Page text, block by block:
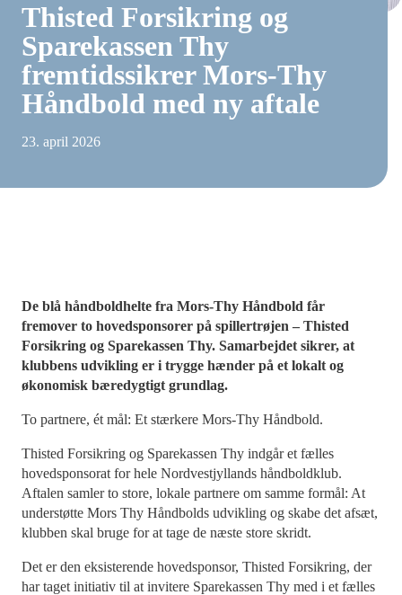
Thisted Forsikring og
Sparekassen Thy
fremtidssikrer Mors-Thy
Håndbold med ny aftale
23. april 2026
De blå håndboldhelte fra Mors-Thy Håndbold får
fremover to hovedsponsorer på spillertrøjen – Thisted
Forsikring og Sparekassen Thy. Samarbejdet sikrer, at
klubbens udvikling er i trygge hænder på et lokalt og
økonomisk bæredygtigt grundlag.
To partnere, ét mål: Et stærkere Mors-Thy Håndbold.
Thisted Forsikring og Sparekassen Thy indgår et fælles
hovedsponsorat for hele Nordvestjyllands håndboldklub.
Aftalen samler to store, lokale partnere om samme formål: At
understøtte Mors Thy Håndbolds udvikling og skabe det afsæt,
klubben skal bruge for at tage de næste store skridt.
Det er den eksisterende hovedsponsor, Thisted Forsikring, der
har taget initiativ til at invitere Sparekassen Thy med i et fælles